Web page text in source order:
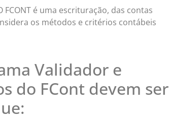
é uma escrituração, das contas
os métodos e critérios contábeis
Validador e
do FCont devem ser